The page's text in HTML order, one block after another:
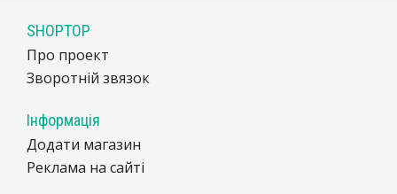
SHOPTOP
Про проект
Зворотній звязок
Інформація
Додати магазин
Реклама на сайті